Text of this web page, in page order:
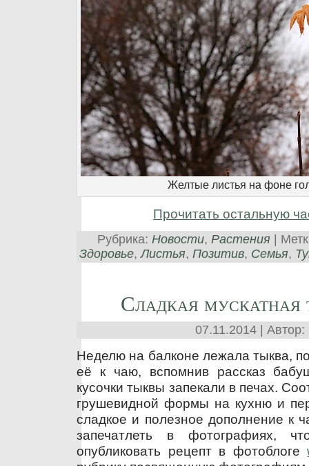
Желтые листья на фоне
Прочитать остальную
Рубрика: Новости, Растения |
Здоровье,Листья, Позитив, Семья,
Сладкая
07.11.2014 | Автор:
Неделю на балконе лежала тыква,
её к чаю, вспомнив рассказ
кусочки тыквы запекали в печах.
грушевидной формы на кухню и
сладкое и полезное дополнение к
запечатлеть в фотографиях,
опубликовать рецепт в фотоблоге